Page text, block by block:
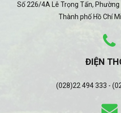
Số 226/4A Lê Trọng Tấn, Phường
Thành phố Hồ Chí
ĐIỆN
(028)22 494 333 -